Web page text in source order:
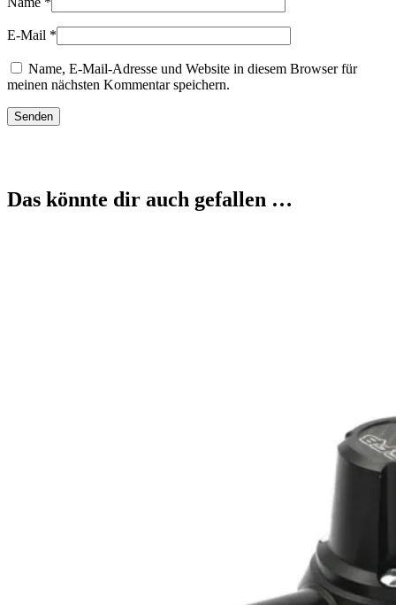
E-Mail *
Name, E-Mail-Adresse und Website in diesem Browser für
meinen nächsten Kommentar speichern.
Das könnte dir auch gefallen …